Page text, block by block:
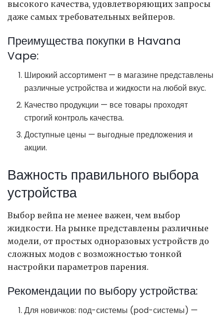
высокого качества, удовлетворяющих запросы
даже самых требовательных вейперов.
Преимущества покупки в Havana
Vape:
Широкий ассортимент — в магазине представлены
различные устройства и жидкости на любой вкус.
Качество продукции — все товары проходят
строгий контроль качества.
Доступные цены — выгодные предложения и
акции.
Важность правильного выбора
устройства
Выбор вейпа не менее важен, чем выбор
жидкости. На рынке представлены различные
модели, от простых одноразовых устройств до
сложных модов с возможностью тонкой
настройки параметров парения.
Рекомендации по выбору устройства:
Для новичков: под-системы (pod-системы) —